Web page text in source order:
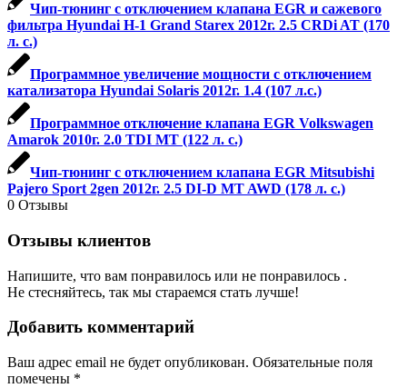
Чип-тюнинг с отключением клапана EGR и сажевого
фильтра Hyundai H-1 Grand Starex 2012г. 2.5 CRDi AT (170
л. с.)
Программное увеличение мощности с отключением
катализатора Hyundai Solaris 2012г. 1.4 (107 л.с.)
Программное отключение клапана EGR Volkswagen
Amarok 2010г. 2.0 TDI MT (122 л. с.)
Чип-тюнинг с отключением клапана EGR Mitsubishi
Pajero Sport 2gen 2012г. 2.5 DI-D MT AWD (178 л. с.)
0 Отзывы
Отзывы клиентов
Напишите, что вам понравилось или не понравилось .
Не стесняйтесь, так мы стараемся стать лучше!
Добавить комментарий
Ваш адрес email не будет опубликован. Обязательные поля
помечены *